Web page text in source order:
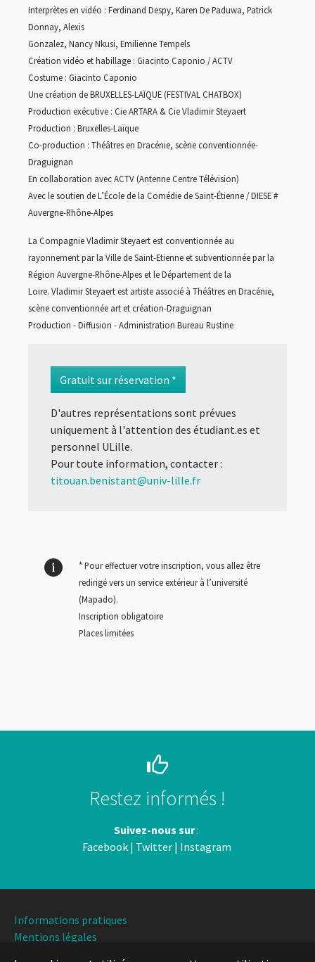
Interprètes en vidéo : Ferdinand Despy, Karen De Paduwa, Patrick
Donnay, Alexis
Gonzalez, Nancy Nkusi, Emilienne Tempels
Création vidéo et habillage : Giacinto Caponio / ACTV
Costume : Giacinto Caponio
Une création de BRUXELLES-LAÏQUE (FESTIVAL CHATBOX)
Production exécutive : Cie ARTARA & Cie Vladimir Steyaert
Production : Bruxelles-Laïque
Co-production : Théâtres en Dracénie, scène conventionnée-
Draguignan
En collaboration avec ACTV (Antenne Centre Télévision)
Avec le soutien de L’École de la Comédie de Saint-Étienne / DIESE #
Auvergne-Rhône-Alpes
La Compagnie Vladimir Steyaert est conventionnée au
rayonnement par la Ville deSaint-Etienne et subventionnée par la
Région Auvergne-Rhône-Alpes et le Département de la
Loire. Vladimir Steyaert est artiste associé à Théâtres en Dracénie,
scène conventionnée art et création-Draguignan
Production - Diffusion - Administration Bureau Rustine
Gratuit sur réservation *
D'autres représentations sont prévues
uniquement à l'attention des étudiant.es et
personnel ULille.
Pour toute information, contacter :
titouan.benistant@univ-lille.fr
* Pour effectuer votre inscription, vous allez être
redirigé vers un service extérieur à l’université
(Mapado).
Inscription obligatoire
Places limitées
Restez informés !
Suivez-nous sur:
Facebook| Twitter| Instagram
Informations pratiques
Mentions légales